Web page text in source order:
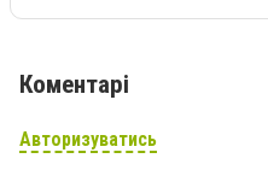
Коментарі
Авторизуватись